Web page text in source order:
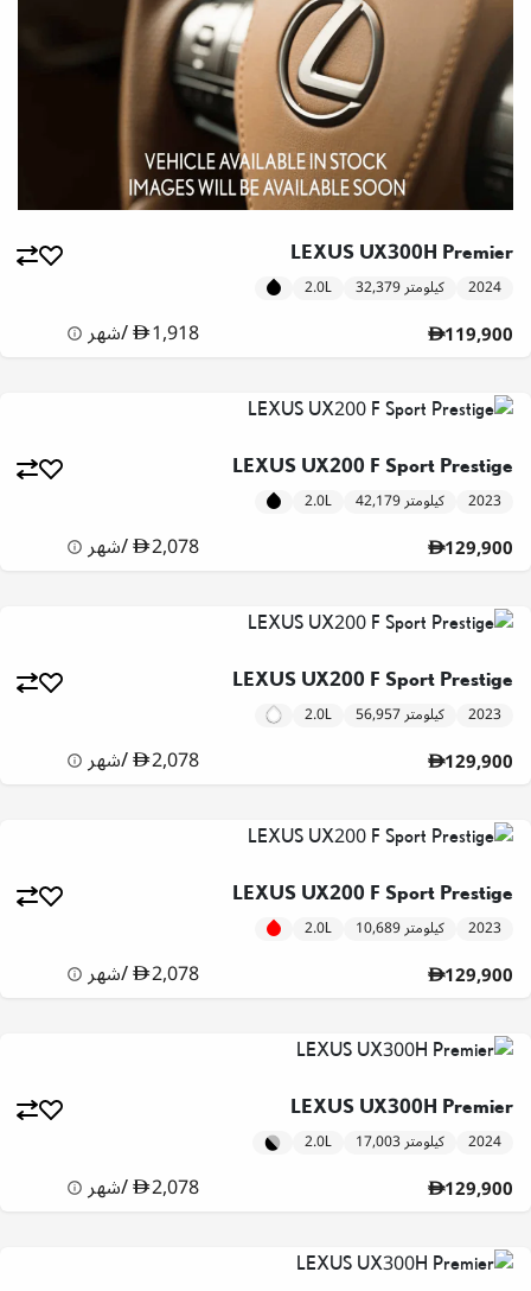
LEXUS UX300H Premier
2024 32,379 كيلومتر 2.0L
119,900
1,918
/شهر
LEXUS UX200 F Sport Prestige
2023 42,179 كيلومتر 2.0L
129,900
2,078
/شهر
LEXUS UX200 F Sport Prestige
2023 56,957 كيلومتر 2.0L
129,900
2,078
/شهر
LEXUS UX200 F Sport Prestige
2023 10,689 كيلومتر 2.0L
129,900
2,078
/شهر
LEXUS UX300H Premier
2024 17,003 كيلومتر 2.0L
129,900
2,078
/شهر